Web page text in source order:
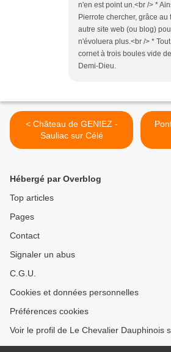
n'en est point un.<br /> *
Pierrote chercher, grâce
autre site web (ou blog)
n'évoluera plus.<br /> *
cornet à trois boules vide
Demi-Dieu.
< Château de GENIEZ -
Sauliac sur Célé
Hébergé par Overblog
Top articles
Pages
Contact
Signaler un abus
C.G.U.
Cookies et données personnelles
Préférences cookies
Voir le profil de Le Chevalier Dauphinois